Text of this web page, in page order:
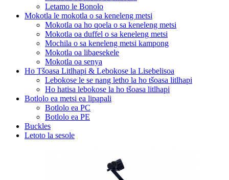
Letamo le Bonolo
Mokotla le mokotla o sa keneleng metsi
Mokotla oa ho qoela o sa keneleng metsi
Mokotla oa duffel o sa keneleng metsi
Mochila o sa keneleng metsi kampong
Mokotla oa libaesekele
Mokotla oa senya
Ho Tšoasa Litlhapi & Lebokose la Lisebelisoa
Lebokose le se nang letho la ho tšoasa litlhapi
Ho hatisa lebokose la ho tšoasa litlhapi
Botlolo ea metsi ea lipapali
Botlolo ea PC
Botlolo ea PE
Buckles
Letoto la sesole